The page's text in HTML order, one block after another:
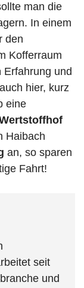
man die
In einem
den
Kofferraum
und
hier, kurz
eine
Haibach
an, so sparen
Fahrt!
seit
und